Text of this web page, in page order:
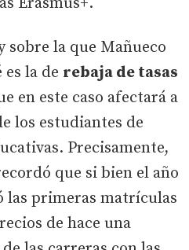
sobre la que Mañueco
la de rebaja de tasas
en este caso afectará a
los estudiantes de
Precisamente,
que si bien el año
las primeras matrículas
de hace una